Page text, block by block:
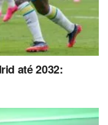
até 2032: